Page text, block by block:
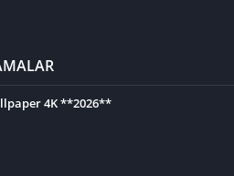
4K **2026**